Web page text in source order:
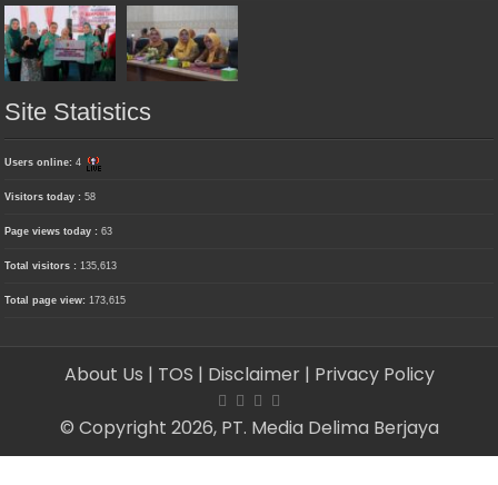
Site Statistics
Users online:4
Visitors today :58
Page views today :63
Total visitors :135,613
Total page view:173,615
About Us | TOS | Disclaimer | Privacy Policy
© Copyright 2026, PT. Media Delima Berjaya